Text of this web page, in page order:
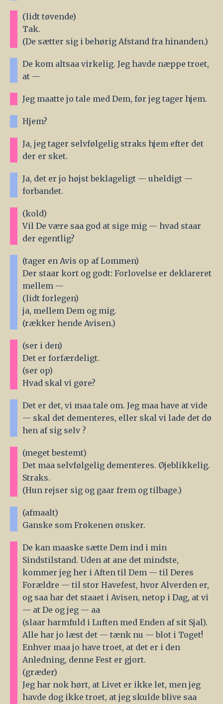
(lidt tøvende)
Tak.
(De sætter sig i behørig Afstand fra hinanden.)
De kom altsaa virkelig. Jeg havde næppe troet,
at —
Jeg maatte jo tale med Dem, før jeg tager hjem.
Hjem?
Ja, jeg tager selvfølgelig straks hjem efter det
der er sket.
Ja, det er jo højst beklageligt — uheldigt —
forbandet.
(kold)
Vil De være saa god at sige mig — hvad staar
der egentlig?
(tager en Avis op af Lommen)
Der staar kort og godt: Forlovelse er deklareret
mellem —
(lidt forlegen)
ja, mellem Dem og mig.
(rækker hende Avisen.)
(ser i den)
Det er forfærdeligt.
(ser op)
Hvad skal vi gøre?
Det er det, vi maa tale om. Jeg maa have at vide
— skal det dementeres, eller skal vi lade det dø
hen af sig selv ?
(meget bestemt)
Det maa selvfølgelig dementeres. Øjeblikkelig.
Straks.
(Hun rejser sig og gaar frem og tilbage.)
(afmaalt)
Ganske som Frøkenen ønsker.
De kan maaske sætte Dem ind i min
Sindstilstand. Uden at ane det mindste,
kommer jeg her i Aften til Dem — til Deres
Forældre — til stor Havefest, hvor Alverden er,
og saa har det staaet i Avisen, netop i Dag, at vi
— at De og jeg — aa
(slaar harmfuld i Luften med Enden af sit Sjal).
Alle har jo læst det — tænk nu — blot i Toget!
Enhver maa jo have troet, at det er i den
Anledning, denne Fest er gjort.
(græder)
Jeg har nok hørt, at Livet er ikke let, men jeg
havde dog ikke troet, at jeg skulde blive saa